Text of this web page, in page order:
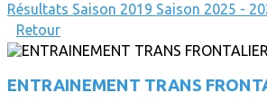
Résultats Saison 2019 Saison 2025 -
Retour
ENTRAINEMENT TRANS